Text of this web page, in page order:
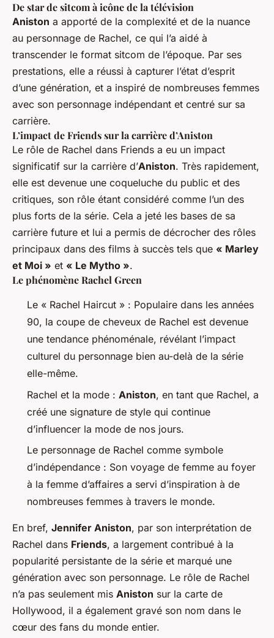
De star de sitcom à icône de la télévision
Aniston a apporté de la complexité et de la nuance
au personnage de Rachel, ce qui l’a aidé à
transcender le format sitcom de l’époque. Par ses
prestations, elle a réussi à capturer l’état d’esprit
d’une génération, et a inspiré de nombreuses femmes
avec son personnage indépendant et centré sur sa
carrière.
L’impact de Friends sur la carrière d’Aniston
Le rôle de Rachel dans Friends a eu un impact
significatif sur la carrière d’Aniston. Très rapidement,
elle est devenue une coqueluche du public et des
critiques, son rôle étant considéré comme l’un des
plus forts de la série. Cela a jeté les bases de sa
carrière future et lui a permis de décrocher des rôles
principaux dans des films à succès tels que « Marley
et Moi » et « Le Mytho ».
Le phénomène Rachel Green
Le « Rachel Haircut » : Populaire dans les années
90, la coupe de cheveux de Rachel est devenue
une tendance phénoménale, révélant l’impact
culturel du personnage bien au-delà de la série
elle-même.
Rachel et la mode : Aniston, en tant que Rachel, a
créé une signature de style qui continue
d’influencer la mode de nos jours.
Le personnage de Rachel comme symbole
d’indépendance : Son voyage de femme au foyer
à la femme d’affaires a servi d’inspiration à de
nombreuses femmes à travers le monde.
En bref, Jennifer Aniston, par son interprétation de
Rachel dans Friends, a largement contribué à la
popularité persistante de la série et marqué une
génération avec son personnage. Le rôle de Rachel
n’a pas seulement mis Aniston sur la carte de
Hollywood, il a également gravé son nom dans le
cœur des fans du monde entier.